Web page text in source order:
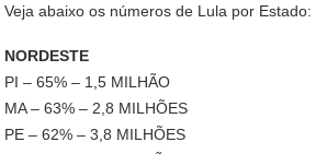
Veja abaixo os números de Lula por Estado:
NORDESTE
PI – 65% – 1,5 MILHÃO
MA – 63% – 2,8 MILHÕES
PE – 62% – 3,8 MILHÕES